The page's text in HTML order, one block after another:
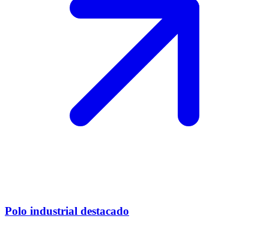
Polo industrial destacado